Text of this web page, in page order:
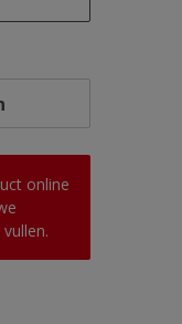
online